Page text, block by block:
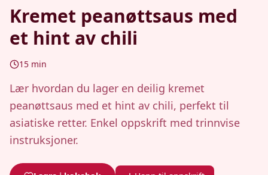
Kremet peanøttsaus med
et hint av chili
15 min
Lær hvordan du lager en deilig kremet
peanøttsaus med et hint av chili, perfekt til
asiatiske retter. Enkel oppskrift med trinnvise
instruksjoner.